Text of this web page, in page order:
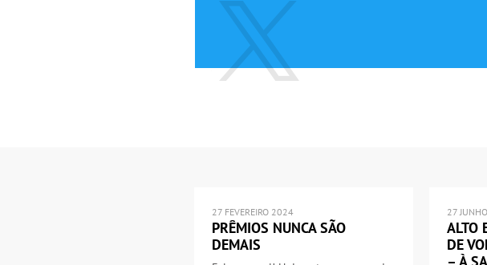
27 FEVEREIRO 2024
PRÊMIOS NUNCA SÃO
DEMAIS
27
ALTO
DE